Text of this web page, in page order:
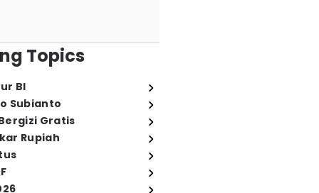
Topics
BI
Subianto
Gratis
Rupiah